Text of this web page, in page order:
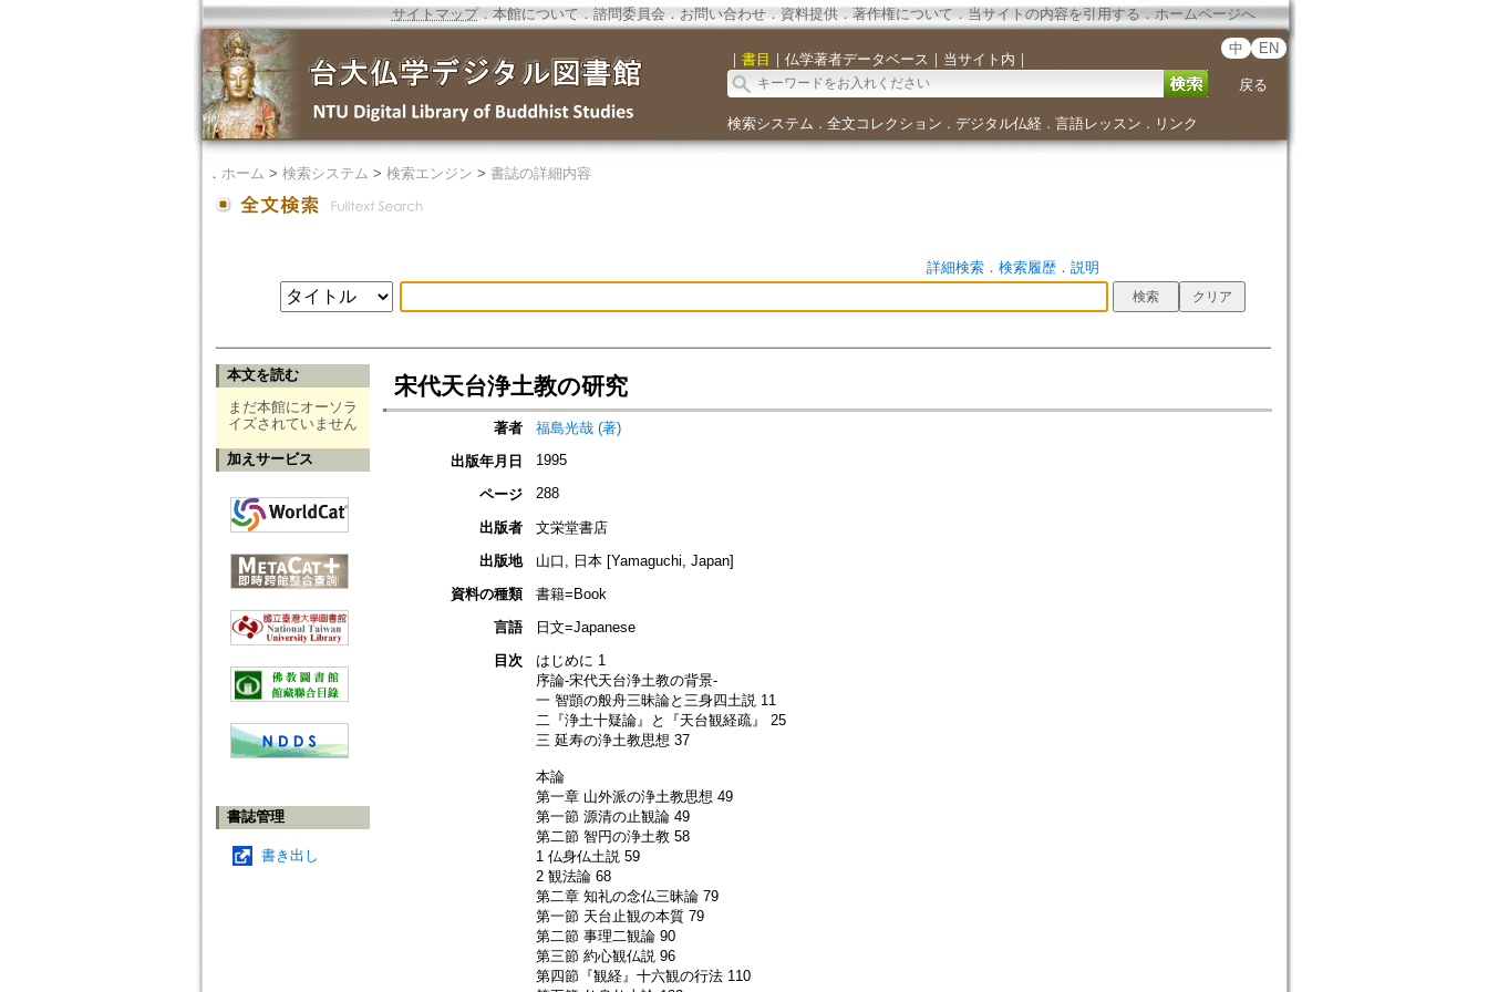
サイトマップ．本館について ． 諮問委員会． お問い合わせ． 資料提供． 著作権について．当サイトの内容を引用する ． ホームページへ
｜ 書目 ｜ 仏学著者データベース ｜ 当サイト内 ｜
中 EN
戻る
検索システム ． 全文コレクション ． デジタル仏経． 言語レッスン ． リンク
． ホーム > 検索システム > 検索エンジン > 書誌の詳細内容
詳細検索． 検索履歴． 説明
本文を読む
まだ本館にオーソラ
イズされていません
加えサービス
書誌管理
書き出し
宋代天台浄土教の研究
著者
福島光哉 (著)
出版年月日
1995
ページ 288
出版者
文栄堂書店
出版地
山口, 日本 [Yamaguchi, Japan]
資料の種類
書籍=Book
言語
日文=Japanese
目次
はじめに 1
序論-宋代天台浄土教の背景-
一 智顗の般舟三昧論と三身四土説 11
二『浄土十疑論』と『天台観経疏』 25
三 延寿の浄土教思想 37
本論
第一章 山外派の浄土教思想 49
第一節 源清の止観論 49
第二節 智円の浄土教 58
1 仏身仏土説 59
2 観法論 68
第二章 知礼の念仏三昧論 79
第一節 天台止観の本質 79
第二節 事理二観論 90
第三節 約心観仏説 96
第四節『観経』十六観の行法 110